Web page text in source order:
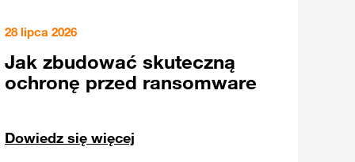
28 lipca 2026
Jak zbudować skuteczną
ochronę przed ransomware
Dowiedz się więcej